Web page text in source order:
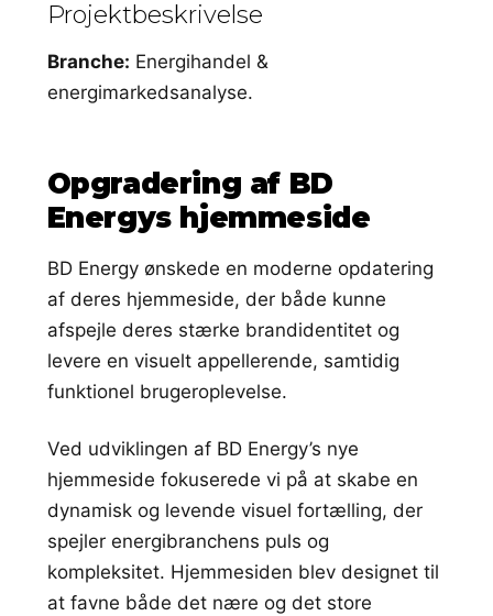
Projektbeskrivelse
Branche: Energihandel &
energimarkedsanalyse.
Opgradering af BD
Energys hjemmeside
BD Energy ønskede en moderne opdatering
af deres hjemmeside, der både kunne
afspejle deres stærke brandidentitet og
levere en visuelt appellerende, samtidig
funktionel brugeroplevelse.
Ved udviklingen af BD Energy’s nye
hjemmeside fokuserede vi på at skabe en
dynamisk og levende visuel fortælling, der
spejler energibranchens puls og
kompleksitet. Hjemmesiden blev designet til
at favne både det nære og det store